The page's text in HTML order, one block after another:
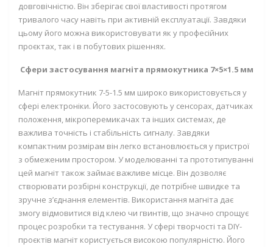
довговічністю. Він зберігає свої властивості протягом
тривалого часу навіть при активній експлуатації. Завдяки
цьому його можна використовувати як у професійних
проєктах, так і в побутових рішеннях.
Сфери застосування магніта прямокутника 7×5×1.5 мм
Магніт прямокутник 7-5-1.5 мм широко використовується у
сфері електроніки. Його застосовують у сенсорах, датчиках
положення, мікроперемикачах та інших системах, де
важлива точність і стабільність сигналу. Завдяки
компактним розмірам він легко встановлюється у пристрої
з обмеженим простором. У моделюванні та прототипуванні
цей магніт також займає важливе місце. Він дозволяє
створювати розбірні конструкції, де потрібне швидке та
зручне з’єднання елементів. Використання магніта дає
змогу відмовитися від клею чи гвинтів, що значно спрощує
процес розробки та тестування. У сфері творчості та DIY-
проєктів магніт користується високою популярністю. Його